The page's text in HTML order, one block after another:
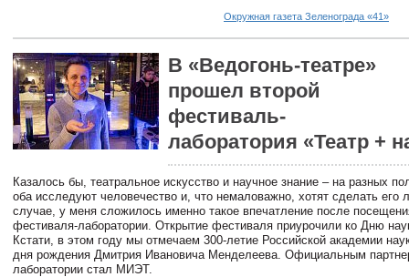
Окружная газета Зеленограда «41»
В «Ведогонь-театре»
прошел второй
фестиваль-
лаборатория «Театр +
Казалось бы, театральное искусство и научное знание – на разных
оба исследуют человечество и, что немаловажно, хотят сделать его
случае, у меня сложилось именно такое впечатление после
фестиваля-лаборатории. Открытие фестиваля приурочили ко Дню
Кстати, в этом году мы отмечаем 300-летие Российской академии
дня рождения Дмитрия Ивановича Менделеева. Официальным
лаборатории стал МИЭТ.